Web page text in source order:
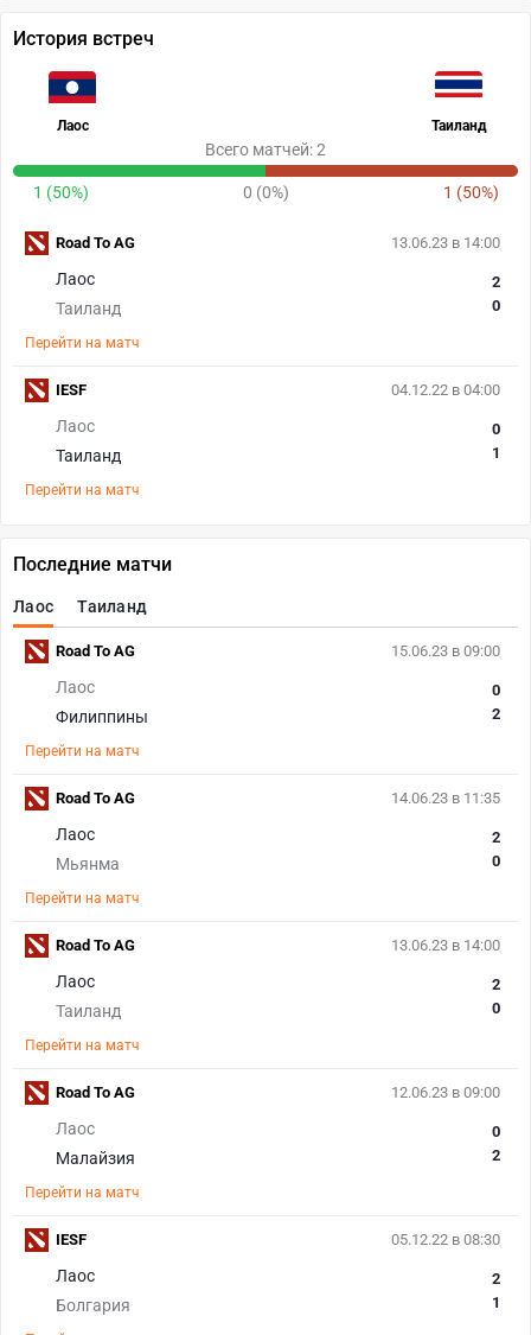
История встреч
Лаос Таиланд
Всего матчей: 2
1 (50%) 0 (0%) 1 (50%)
13.06.23 в 14:00
Лаос
Таиланд
2
0
Перейти на матч
Road To AG
04.12.22 в 04:00
Лаос
Таиланд
0
1
Перейти на матч
IESF
Последние матчи
Лаос Таиланд
15.06.23 в 09:00
Лаос
Филиппины
0
2
Перейти на матч
Road To AG
14.06.23 в 11:35
Лаос
Мьянма
2
0
Перейти на матч
Road To AG
13.06.23 в 14:00
Лаос
Таиланд
2
0
Перейти на матч
Road To AG
12.06.23 в 09:00
Лаос
Малайзия
0
2
Перейти на матч
Road To AG
05.12.22 в 08:30
Лаос
Болгария
2
1
IESF